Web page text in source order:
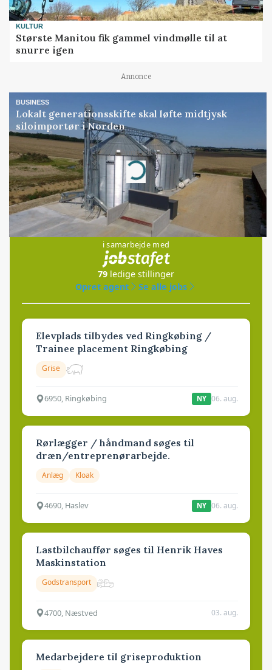
KULTUR
Største Manitou fik gammel vindmølle til at
snurre igen
Annonce
BUSINESS
Lokalt generationsskifte skal løfte midtjysk
siloimportør i Norden
Annonce
Loading...
Jobs
i samarbejde med
79 ledige stillinger
Opret agent
Se alle jobs
Elevplads tilbydes ved Ringkøbing /
Trainee placement Ringkøbing
Grise
6950, Ringkøbing NY 06. aug.
Rørlægger / håndmand søges til
dræn/entreprenørarbejde.
Anlæg Kloak
4690, Haslev NY 06. aug.
Lastbilchauffør søges til Henrik Haves
Maskinstation
Godstransport
4700, Næstved 03. aug.
Medarbejdere til griseproduktion